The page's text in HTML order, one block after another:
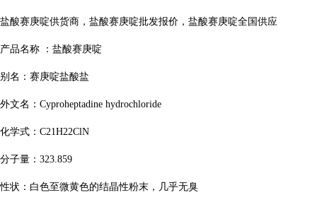
盐酸赛庚啶供货商，盐酸赛庚啶批发报价，盐酸赛庚啶全国供应
产品名称 ：盐酸赛庚啶
别名：赛庚啶盐酸盐
外文名：Cyproheptadine hydrochloride
化学式：C21H22ClN
分子量：323.859
性状：白色至微黄色的结晶性粉末，几乎无臭